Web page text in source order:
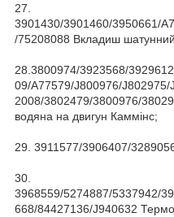
27.
3901430/3901460/3950661/
/75208088 Вкладиш
28.3800974/3923568/
09/A77579/J800976/
2008/3802479/3800976/
водяна на двигун Каммінс;
29. 3911577/3906407/
30.
3968559/5274887/5337942/
668/84427136/J940632